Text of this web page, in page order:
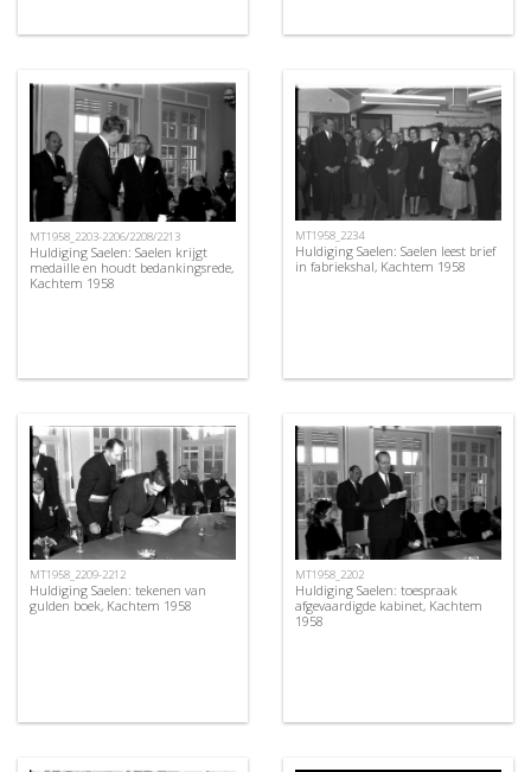
MT1958_2203-2206/2208/2213
Huldiging Saelen: Saelen krijgt
medaille en houdt bedankingsrede,
Kachtem 1958
MT1958_2234
Huldiging Saelen: Saelen leest brief
in fabriekshal, Kachtem 1958
MT1958_2209-2212
Huldiging Saelen: tekenen van
gulden boek, Kachtem 1958
MT1958_2202
Huldiging Saelen: toespraak
afgevaardigde kabinet, Kachtem
1958